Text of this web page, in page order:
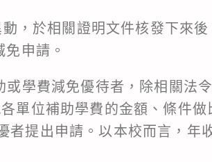
，於相關證明文件核發下來
申請。
學費減免優待者，除相關法
單位補助學費的金額、條件做
者提出申請。以本校而言，年